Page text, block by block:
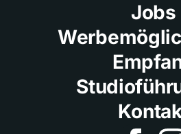
Jobs